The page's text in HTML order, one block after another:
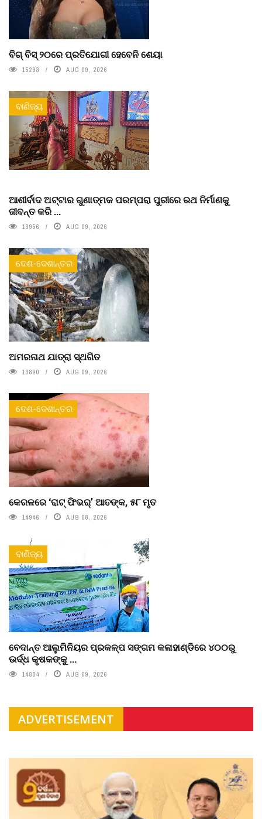
ବିଗ୍ ବିସ୍ ୨୦ରେ ପ୍ରତିଯୋଗୀ ହେବେନି ଶେୟା
15293 AUG 09, 2026
ବାଣିଜ୍ୟ
ଆଶୀର୍ବାଦ ଅଟ୍ଟାର ଗୁଣାତ୍ମକ ପରମ୍ପରା ପୁରୀରେ ରଥ ନିର୍ମାଣକୁ
ଜୀବନ୍ତ କରି ...
13956 AUG 09, 2026
ଦେଶ-ଦେଶାନ୍ତର
ଅମରନାଥ ଯାତ୍ରା ସ୍ଥଗିତ
13890 AUG 09, 2026
ଦେଶ-ଦେଶାନ୍ତର
କେରଳରେ ‘ରାଟ୍ ଫିଭର୍’ ଆତଙ୍କ, ୫୮ ମୃତ
14946 AUG 08, 2026
ବାଣିଜ୍ୟ
ବେଦାନ୍ତ ଆଲୁମିନିୟର ପ୍ରକଳ୍ପ ସଙ୍ଗମ କଳାହାଣ୍ଡିରେ ୪୦୦ରୁ
ଉର୍ଦ୍ଧ କୃଷକଙ୍କୁ ...
14884 AUG 09, 2026
ADVERTISEMENT